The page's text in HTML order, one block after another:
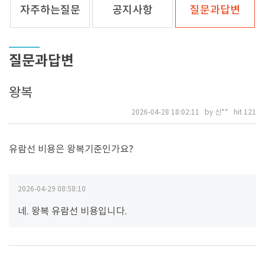
자주하는질문 공지사항 질문과답변
질문과답변
왕복
2026-04-28 18:02:11 by 신** hit 121
유람선 비용은 왕복기준인가요?
2026-04-29 08:58:10
네. 왕복 유람선 비용입니다.